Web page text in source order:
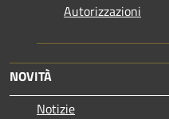
Autorizzazioni
NOVITÀ
Notizie